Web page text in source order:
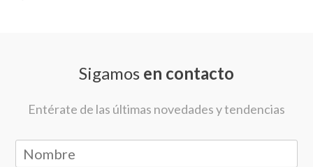
Sigamos en contacto
Entérate de las últimas novedades y tendencias